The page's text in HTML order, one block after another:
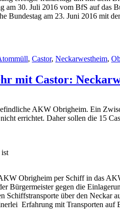
am 30. Juli 2016 vom BfS auf das
Bundestag am 23. Juni 2016 mit
, Castor, Neckarwestheim,
mit Castor:
AKW Obrigheim. Ein
errichtet. Daher sollen die 15
Obrigheim per Schiff in das
Bürgermeister gegen die
Schiffstransporte über den Neckar
Erfahrung mit Transporten